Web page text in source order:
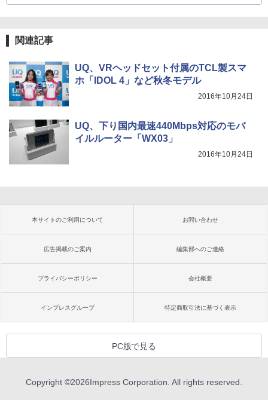
関連記事
UQ、VRヘッドセット付属のTCL製スマ
ホ「IDOL 4」など秋冬モデル
2016年10月24日
UQ、下り国内最速440Mbps対応のモバ
イルルーター「WX03」
2016年10月24日
本サイトのご利用について お問い合わせ
広告掲載のご案内 編集部へのご連絡
プライバシーポリシー 会社概要
インプレスグループ 特定商取引法に基づく表示
PC版で見る
Copyright ©2026Impress Corporation. All rights reserved.